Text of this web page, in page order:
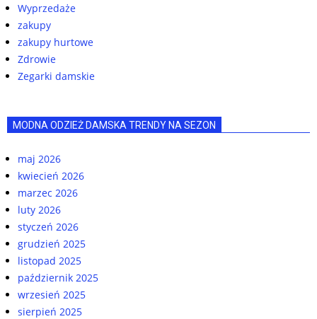
Wyprzedaże
zakupy
zakupy hurtowe
Zdrowie
Zegarki damskie
MODNA ODZIEŻ DAMSKA TRENDY NA SEZON
maj 2026
kwiecień 2026
marzec 2026
luty 2026
styczeń 2026
grudzień 2025
listopad 2025
październik 2025
wrzesień 2025
sierpień 2025